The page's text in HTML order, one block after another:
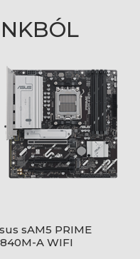
sAM5 PRIME
A WIFI